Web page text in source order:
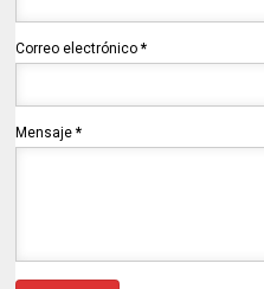
Correo electrónico*
Mensaje*